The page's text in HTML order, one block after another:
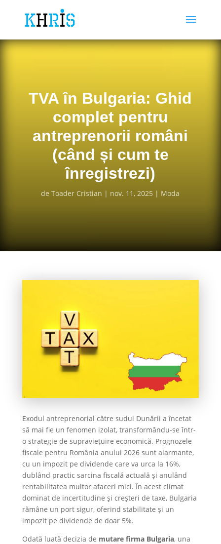
TVA în Bulgaria: Ghid
complet pentru
antreprenorii români
(când și cum te
înregistrezi)
deToader Cristian nov. 11, 2025 Moda
Exodul antreprenorial către sudul Dunării a încetat
să mai fie un fenomen izolat, transformându-se într-
o strategie de supraviețuire economică. Prognozele
fiscale pentru România anului 2026 sunt alarmante,
cu un impozit pe dividende care va urca la 16%,
dublând practic sarcina fiscală actuală și anulând
rentabilitatea multor afaceri mici. În acest climat
dominat de incertitudine și creșteri de taxe, Bulgaria
rămâne un port sigur, oferind stabilitate și un
impozit pe dividende de doar 5%.
Odată luată decizia de mutare firma Bulgaria, una